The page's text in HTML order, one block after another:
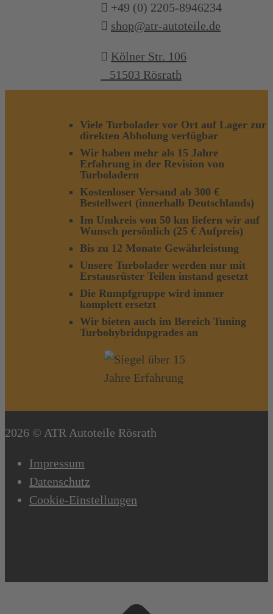
+49 (0) 2205-8946234
shop@atr-autoteile.de
Kölner Str. 106
51503 Rösrath
Viele Turbolader vor Ort auf Lager zur
direkten Abholung verfügbar
Wir haben mehr als 15 Jahre
Erfahrung in der Revision von
Turboladern
Kostenloser Versand ab 300 €
Bestellwert (innerhalb Deutschlands)
Im Umkreis von 50 km liefern wir auf
Wunsch persönlich (25 € Aufpreis)
Bis zu 12 Monate Gewährleistung
Unsere Turbolader werden nur mit
Erstausrüster Teilen instand gesetzt
Die Rumpfgruppe wird immer
komplett ersetzt
Wir bieten auch im Bereich Tuning
Turbohybridupgrades an
2026 © ATR Autoteile Rösrath
Impressum
Datenschutz
Cookie-Einstellungen